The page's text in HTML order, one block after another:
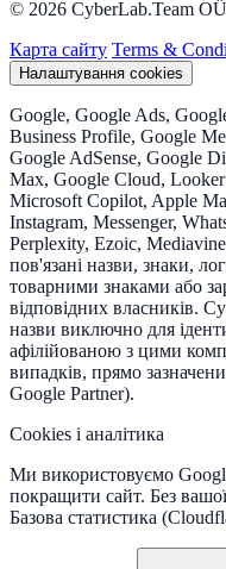
© 2026 CyberLab.Team
Карта сайту Terms &
Налаштування cookies
Google, Google Ads,
Business Profile, Google
Google AdSense, Google
Max, Google Cloud,
Microsoft Copilot, Apple
Instagram, Messenger,
Perplexity, Ezoic,
пов'язані назви, знаки,
товарними знаками або
відповідних власників.
назви виключно для
афілійованою з цими
випадків, прямо
Google Partner).
Cookies і аналітика
Ми використовуємо
покращити сайт. Без
Базова статистика